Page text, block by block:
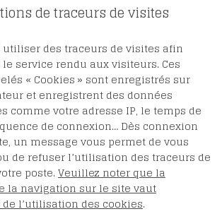
de traceurs de visites
utiliser des traceurs de visites afin
service rendu aux visiteurs. Ces
« Cookies » sont enregistrés sur
et enregistrent des données
comme votre adresse IP, le temps de
de connexion… Dès connexion
un message vous permet de vous
de refuser l’utilisation des traceurs de
poste.Veuillez noter que la
la navigation sur le site vaut
l’utilisation des cookies.